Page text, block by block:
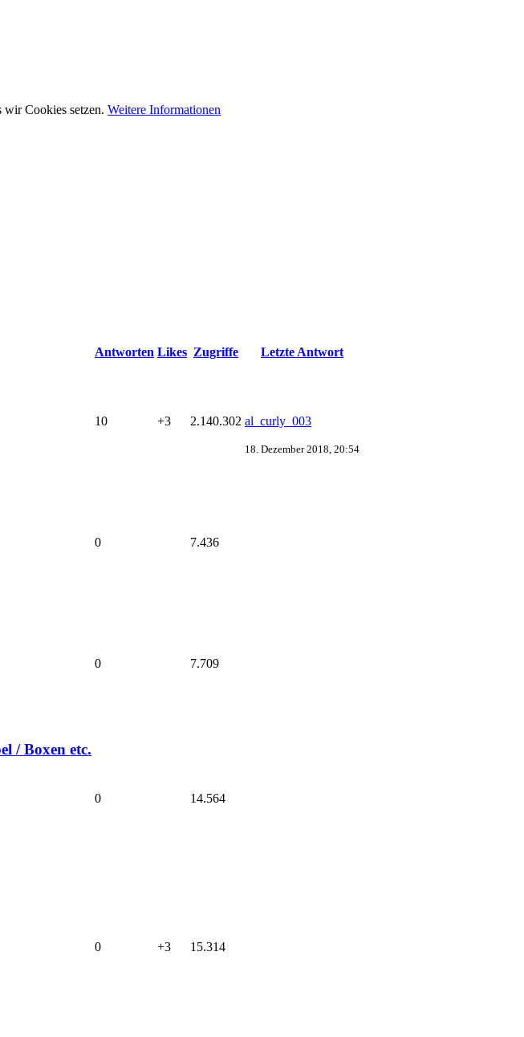
wir Cookies setzen. Weitere Informationen
Antworten Likes Zugriffe Letzte Antwort
10 +3 2.140.302 al_curly_003
18. Dezember 2018, 20:54
0 7.436
0 7.709
/ Boxen etc.
0 14.564
0 +3 15.314